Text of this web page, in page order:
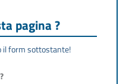
pagina ?
il form sottostante!